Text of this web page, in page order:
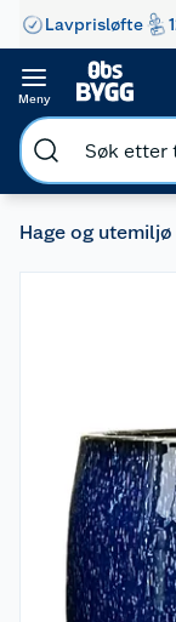
Lavprisløfte
Meny
Hage og utemiljø